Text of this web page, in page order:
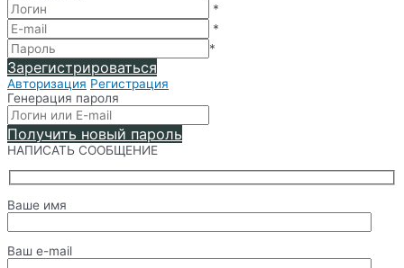
*
*
*
Зарегистрироваться
Авторизация Регистрация
Генерация пароля
Получить новый пароль
НАПИСАТЬ СООБЩЕНИЕ
Ваше имя
Ваш e-mail